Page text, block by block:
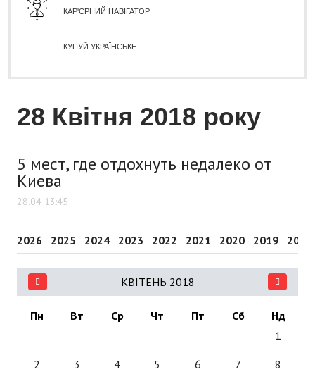
КАР'ЄРНИЙ НАВІГАТОР
КУПУЙ УКРАЇНСЬКЕ
28 Квітня 2018 року
5 мест, где отдохнуть недалеко от
Киева
28.04 13:45
2026 2025 2024 2023 2022 2021 2020 2019 2018
КВІТЕНЬ 2018
Пн Вт Ср Чт Пт Сб
Нд
1
2 3 4 5 6 7 8